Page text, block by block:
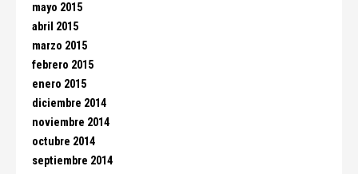
mayo 2015
abril 2015
marzo 2015
febrero 2015
enero 2015
diciembre 2014
noviembre 2014
octubre 2014
septiembre 2014